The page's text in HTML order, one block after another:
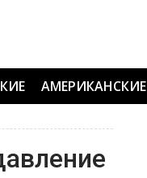
АМЕРИКАНСКИЕ